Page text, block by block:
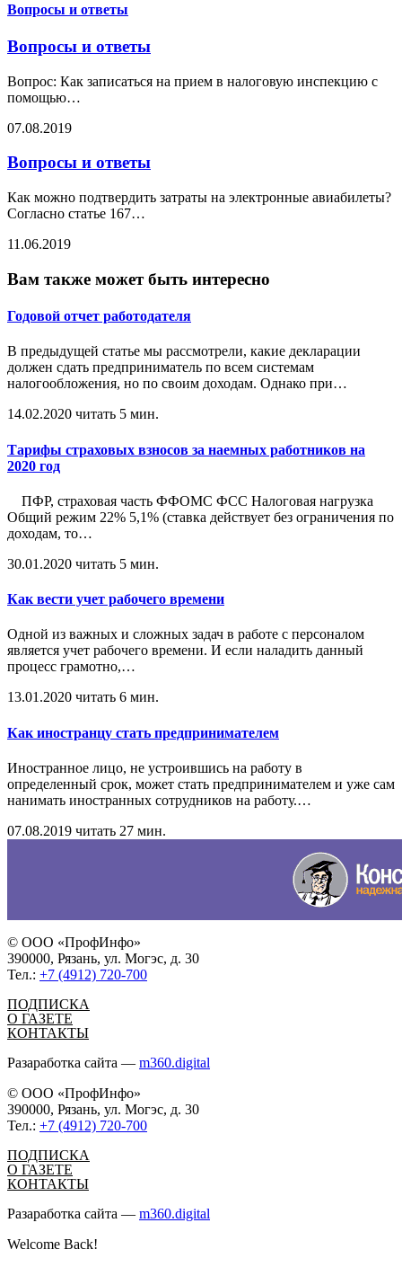
Вопросы и ответы
Вопросы и ответы
Вопрос: Как записаться на прием в налоговую инспекцию с
помощью…
07.08.2019
Вопросы и ответы
Как можно подтвердить затраты на электронные авиабилеты?
Согласно статье 167…
11.06.2019
Вам также может быть интересно
Годовой отчет работодателя
В предыдущей статье мы рассмотрели, какие декларации
должен сдать предприниматель по всем системам
налогообложения, но по своим доходам. Однако при…
14.02.2020 читать 5 мин.
Тарифы страховых взносов за наемных работников на
2020 год
ПФР, страховая часть ФФОМС ФСС Налоговая нагрузка
Общий режим 22% 5,1% (ставка действует без ограничения по
доходам, то…
30.01.2020 читать 5 мин.
Как вести учет рабочего времени
Одной из важных и сложных задач в работе с персоналом
является учет рабочего времени. И если наладить данный
процесс грамотно,…
13.01.2020 читать 6 мин.
Как иностранцу стать предпринимателем
Иностранное лицо, не устроившись на работу в
определенный срок, может стать предпринимателем и уже сам
нанимать иностранных сотрудников на работу.…
07.08.2019 читать 27 мин.
© ООО «ПрофИнфо»
390000, Рязань, ул. Могэс, д. 30
Тел.: +7 (4912) 720-700
ПОДПИСКА
О ГАЗЕТЕ
КОНТАКТЫ
Разаработка сайта — m360.digital
© ООО «ПрофИнфо»
390000, Рязань, ул. Могэс, д. 30
Тел.: +7 (4912) 720-700
ПОДПИСКА
О ГАЗЕТЕ
КОНТАКТЫ
Разаработка сайта — m360.digital
Welcome Back!